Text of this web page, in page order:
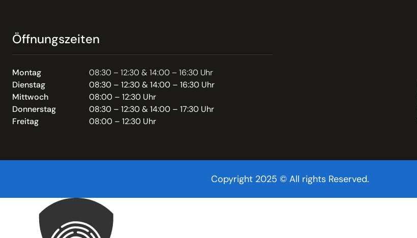
Öffnungszeiten
Montag
08:30 – 12:30 & 14:00 – 16:30 Uhr
Dienstag
08:30 – 12:30 & 14:00 – 16:30 Uhr
Mittwoch
08:00 – 12:30 Uhr
Donnerstag
08:30 – 12:30 & 14:00 – 17:30 Uhr
Freitag
08:00 – 12:30 Uhr
Copyright 2025 © All rights Reserved.